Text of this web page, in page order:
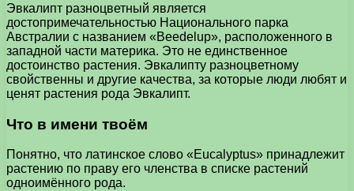
Эвкалипт разноцветный является
достопримечательностью Национального парка
Австралии с названием «Beedelup», расположенного в
западной части материка. Это не единственное
достоинство растения. Эвкалипту разноцветному
свойственны и другие качества, за которые люди любят и
ценят растения рода Эвкалипт.
Что в имени твоём
Понятно, что латинское слово «Eucalyptus» принадлежит
растению по праву его членства в списке растений
одноимённого рода.